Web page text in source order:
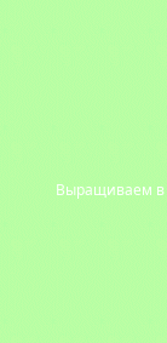
Выращиваем в